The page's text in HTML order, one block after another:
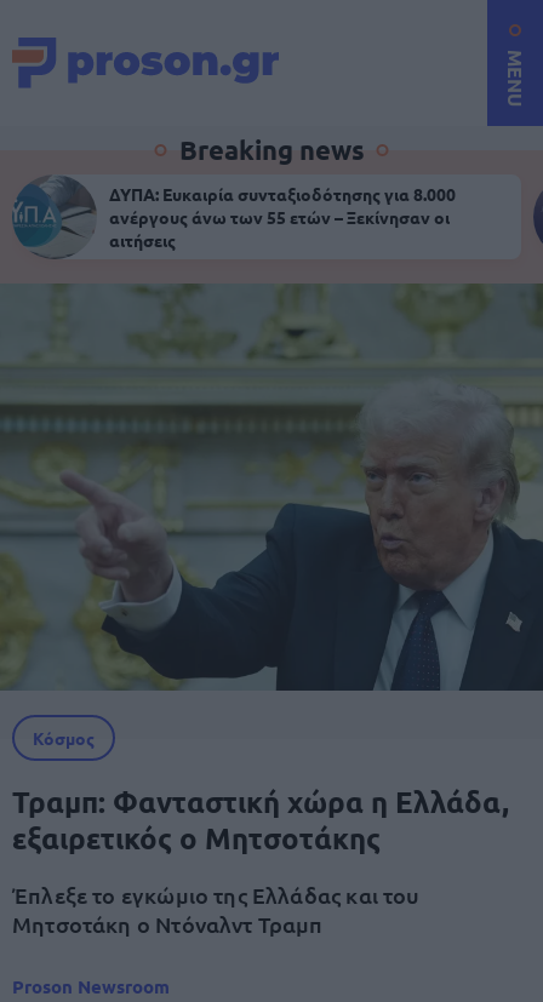
MENU
Breaking news
ΔΥΠΑ: Ευκαιρία συνταξιοδότησης για 8.000
ανέργους άνω των 55 ετών – Ξεκίνησαν οι
αιτήσεις
Κόσμος
Τραμπ: Φανταστική χώρα η Ελλάδα,
εξαιρετικός ο Μητσοτάκης
Έπλεξε το εγκώμιο της Ελλάδας και του
Μητσοτάκη ο Ντόναλντ Τραμπ
Proson Newsroom